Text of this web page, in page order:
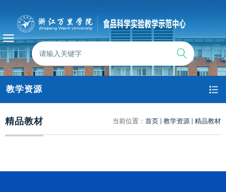
教学资源
当前位置： 首页 教学资源 精品教材
精品教材